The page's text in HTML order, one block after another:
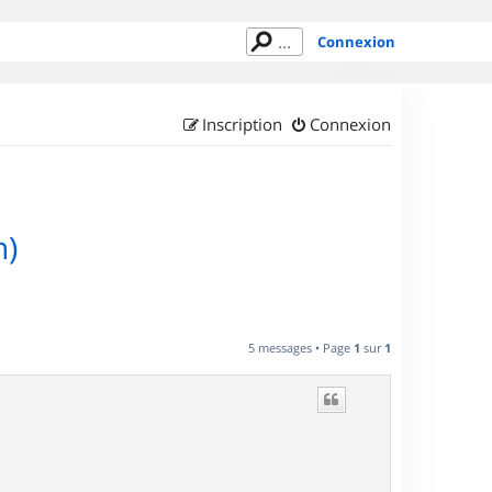
Connexion
Connexion
Inscription
5 messages • Page 1 sur 1